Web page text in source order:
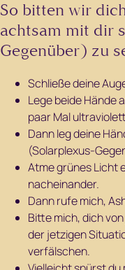
So bitten wir
achtsam mit dir
Gegenüber) zu
Schließe deine
Lege beide Hände
paar Mal
Dann leg deine
(Solarplexus-
Atme grünes Licht
nacheinander.
Dann rufe mich,
Bitte mich, dich
der jetzigen
verfälschen.